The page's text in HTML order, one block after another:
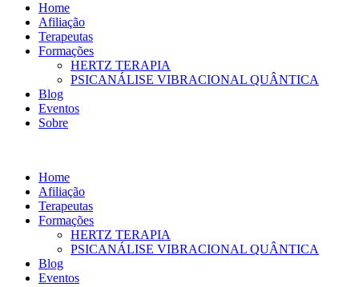
Home
Afiliação
Terapeutas
Formações
HERTZ TERAPIA
PSICANÁLISE VIBRACIONAL QUÂNTICA
Blog
Eventos
Sobre
Home
Afiliação
Terapeutas
Formações
HERTZ TERAPIA
PSICANÁLISE VIBRACIONAL QUÂNTICA
Blog
Eventos